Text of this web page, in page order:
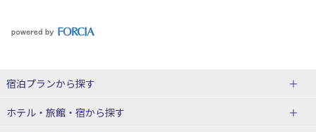
宿泊プランから探す
北海道
ホテル・旅館・宿から探す